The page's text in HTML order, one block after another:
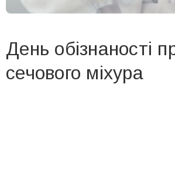
День обізнаності
сечового міхура